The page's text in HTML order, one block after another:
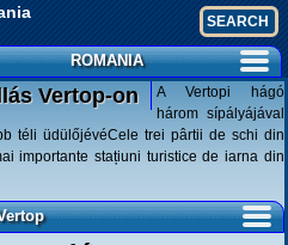
ROMANIA
Vertop-on
A Vertopi hágó
három sípályájával
téli üdülőjévéCele trei pârtii de schi din
importante stațiuni turistice de iarna din